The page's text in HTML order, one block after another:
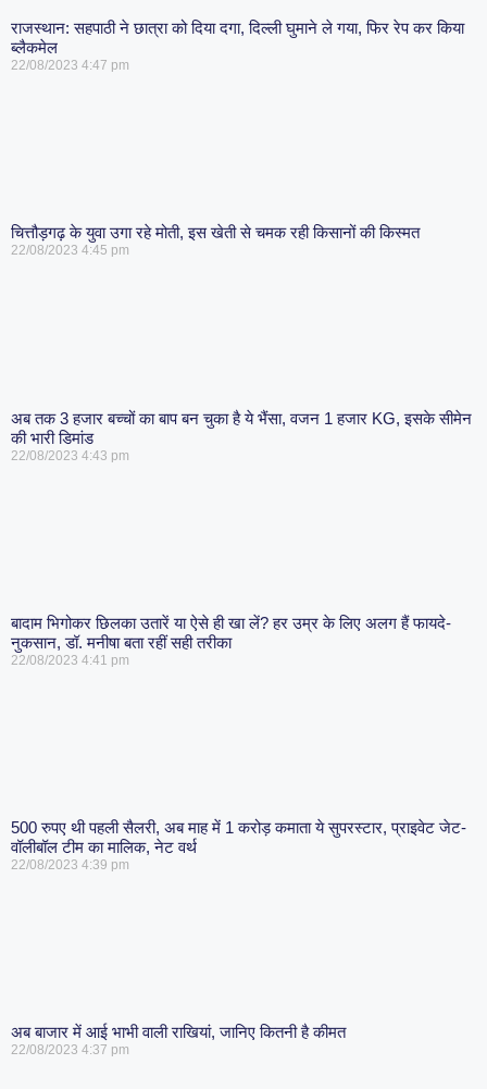
राजस्थान: सहपाठी ने छात्रा को दिया दगा, दिल्ली घुमाने ले गया, फिर रेप कर किया
ब्लैकमेल
22/08/2023 4:47 pm
चित्तौड़गढ़ के युवा उगा रहे मोती, इस खेती से चमक रही किसानों की किस्मत
22/08/2023 4:45 pm
अब तक 3 हजार बच्चों का बाप बन चुका है ये भैंसा, वजन 1 हजार KG, इसके सीमेन
की भारी डिमांड
22/08/2023 4:43 pm
बादाम भिगोकर छिलका उतारें या ऐसे ही खा लें? हर उम्र के लिए अलग हैं फायदे-
नुकसान, डॉ. मनीषा बता रहीं सही तरीका
22/08/2023 4:41 pm
500 रुपए थी पहली सैलरी, अब माह में 1 करोड़ कमाता ये सुपरस्टार, प्राइवेट जेट-
वॉलीबॉल टीम का मालिक, नेट वर्थ
22/08/2023 4:39 pm
अब बाजार में आई भाभी वाली राखियां, जानिए कितनी है कीमत
22/08/2023 4:37 pm